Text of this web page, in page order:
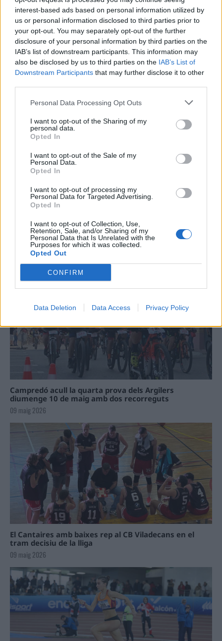
interest-based ads based on personal information utilized by
us or personal information disclosed to third parties prior to
your opt-out. You may separately opt-out of the further
disclosure of your personal information by third parties on the
IAB’s list of downstream participants. This information may
also be disclosed by us to third parties on the IAB’s List of
Downstream Participants that may further disclose it to other
Personal Data Processing Opt Outs
I want to opt-out of the Sharing of my
personal data.
Opted In
I want to opt-out of the Sale of my
Personal Data.
Opted In
I want to opt-out of processing my
Personal Data for Targeted Advertising.
Opted In
I want to opt-out of Collection, Use,
Retention, Sale, and/or Sharing of my
Personal Data that Is Unrelated with the
Purposes for which it was collected.
Opted Out
CONFIRM
Data Deletion Data Access Privacy Policy
“L’eclipsi serà una oportunitat també
per a gaudir de les Festes Majors
d’Amposta”
31 de juliol de 2026
Carrega més
La Cursa de l’Aldea segona d’etiqueta d’or de la
Running Sèries Terres de l’Ebre
09 maig 2026
Campredó acull la quarta prova dels Argilers
diumenge 10 de maig amb dos recorreguts
09 maig 2026
El Cantaires amb baixes rep al CB Viladecans en el
tram decisiu de la lliga
09 maig 2026